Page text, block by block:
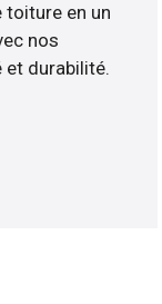
en un
nos
et durabilité.